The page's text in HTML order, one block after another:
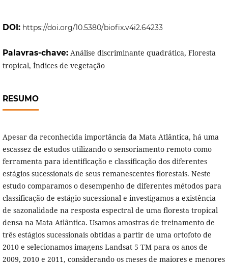
DOI: https://doi.org/10.5380/biofix.v4i2.64233
Palavras-chave: Análise discriminante quadrática, Floresta
tropical, Índices de vegetação
RESUMO
Apesar da reconhecida importância da Mata Atlântica, há uma
escassez de estudos utilizando o sensoriamento remoto como
ferramenta para identificação e classificação dos diferentes
estágios sucessionais de seus remanescentes florestais. Neste
estudo comparamos o desempenho de diferentes métodos para
classificação de estágio sucessional e investigamos a existência
de sazonalidade na resposta espectral de uma floresta tropical
densa na Mata Atlântica. Usamos amostras de treinamento de
três estágios sucessionais obtidas a partir de uma ortofoto de
2010 e selecionamos imagens Landsat 5 TM para os anos de
2009, 2010 e 2011, considerando os meses de maiores e menores